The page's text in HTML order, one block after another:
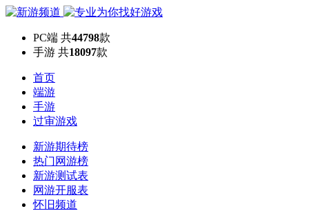
PC端 共44798款
手游 共18097款
首页
端游
手游
过审游戏
新游期待榜
热门网游榜
新游测试表
网游开服表
怀旧频道